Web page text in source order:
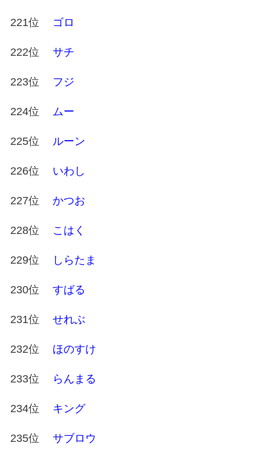
221位 ゴロ
222位 サチ
223位 フジ
224位 ムー
225位 ルーン
226位 いわし
227位 かつお
228位 こはく
229位 しらたま
230位 すばる
231位 せれぶ
232位 ほのすけ
233位 らんまる
234位 キング
235位 サブロウ